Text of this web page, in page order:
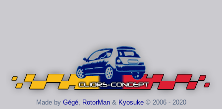
Made by Gégé, RotorMan& Kyosuke© 2006 - 2020